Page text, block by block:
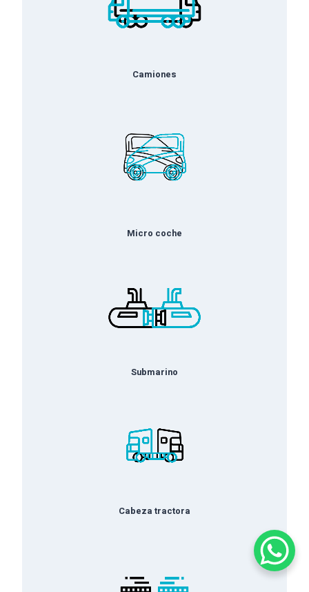
Camiones
Micro coche
Submarino
Cabeza tractora